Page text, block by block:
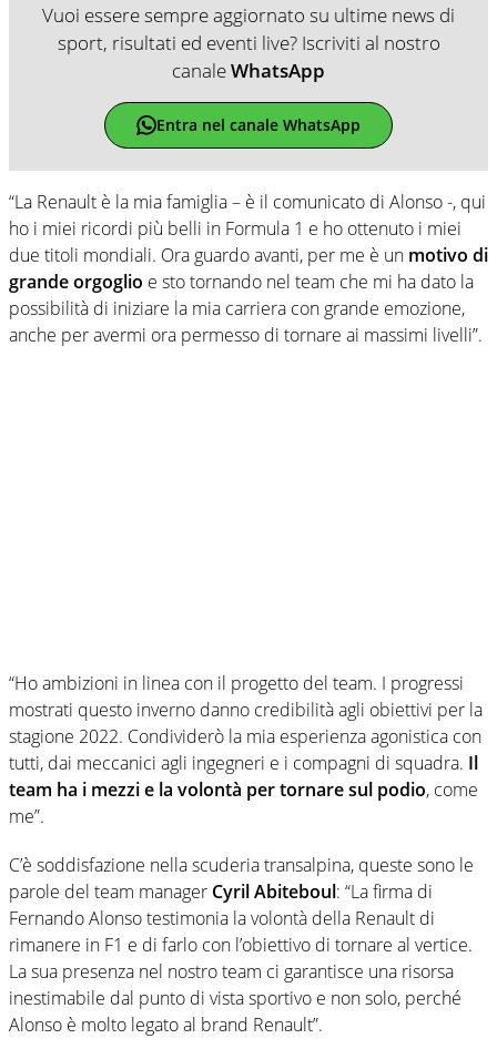
Vuoi essere sempre aggiornato su ultime news di
sport, risultati ed eventi live? Iscriviti al nostro
canaleWhatsApp
Entra nel canale WhatsApp
“La Renault è la mia famiglia – è il comunicato di Alonso -, qui
ho i miei ricordi più belli in Formula 1 e ho ottenuto i miei
due titoli mondiali. Ora guardo avanti, per me è un motivo di
grande orgoglio e sto tornando nel team che mi ha dato la
possibilità di iniziare la mia carriera con grande emozione,
anche per avermi ora permesso di tornare ai massimi livelli”.
“Ho ambizioni in linea con il progetto del team. I progressi
mostrati questo inverno danno credibilità agli obiettivi per la
stagione 2022. Condividerò la mia esperienza agonistica con
tutti, dai meccanici agli ingegneri e i compagni di squadra. Il
team ha i mezzi e la volontà per tornare sul podio, come
me”.
C’è soddisfazione nella scuderia transalpina, queste sono le
parole del team manager Cyril Abiteboul: “La firma di
Fernando Alonso testimonia la volontà della Renault di
rimanere in F1 e di farlo con l’obiettivo di tornare al vertice.
La sua presenza nel nostro team ci garantisce una risorsa
inestimabile dal punto di vista sportivo e non solo, perché
Alonso è molto legato al brand Renault”.